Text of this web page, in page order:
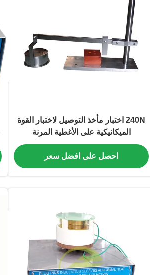
240N اختبار مأخذ التوصيل لاختبار القوة
الميكانيكية على الأغطية المرنة
احصل على افضل سعر